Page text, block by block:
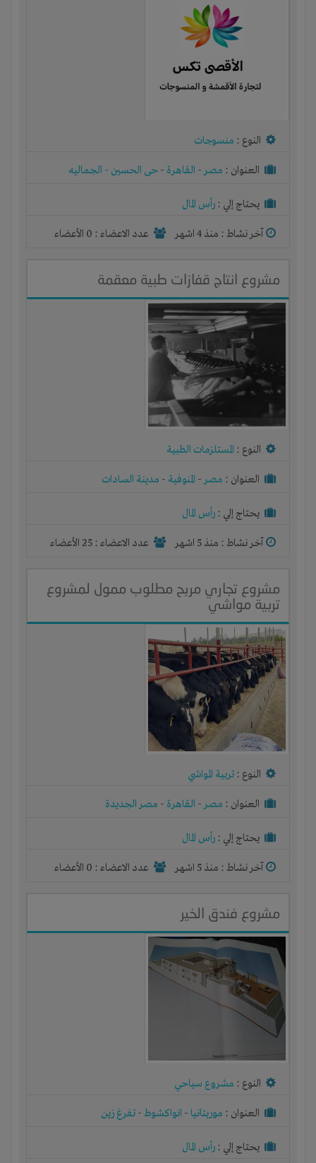
النوع : منسوجات
العنوان : مصر- القاهرة - حى الحسين - الجماليه
يحتاج إلي : رأس المال
آخر نشاط : منذ 4 اشهر عدد الاعضاء : 0 الأعضاء
مشروع انتاج قفازات طبية معقمة
النوع : المستلزمات الطبية
العنوان : مصر- المنوفية - مدينة السادات
يحتاج إلي : رأس المال
آخر نشاط : منذ 5 اشهر عدد الاعضاء : 25 الأعضاء
مشروع تجاري مربح مطلوب ممول لمشروع
تربية مواشي
النوع : تربية المواشي
العنوان : مصر- القاهرة - مصر الجديدة
يحتاج إلي : رأس المال
آخر نشاط : منذ 5 اشهر عدد الاعضاء : 0 الأعضاء
مشروع فندق الخير
النوع : مشروع سياحي
العنوان : موريتانيا - انواكشوط- تفرغ زين
يحتاج إلي : رأس المال